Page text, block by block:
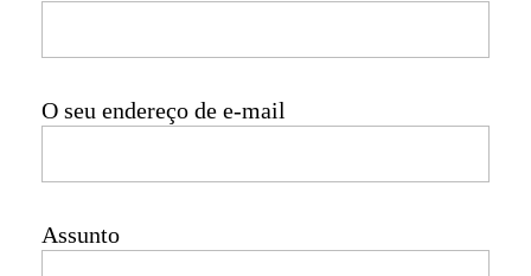
O seu endereço de e-mail
Assunto